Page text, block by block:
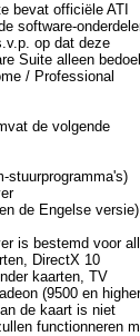
bevat officiële ATI
software-
op dat deze
Suite alleen
/ Professional
de volgende
stuurprogramma's)
de Engelse versie)
is bestemd voor
DirectX 10
kaarten, TV
(9500 en
de kaart is niet
functionneren